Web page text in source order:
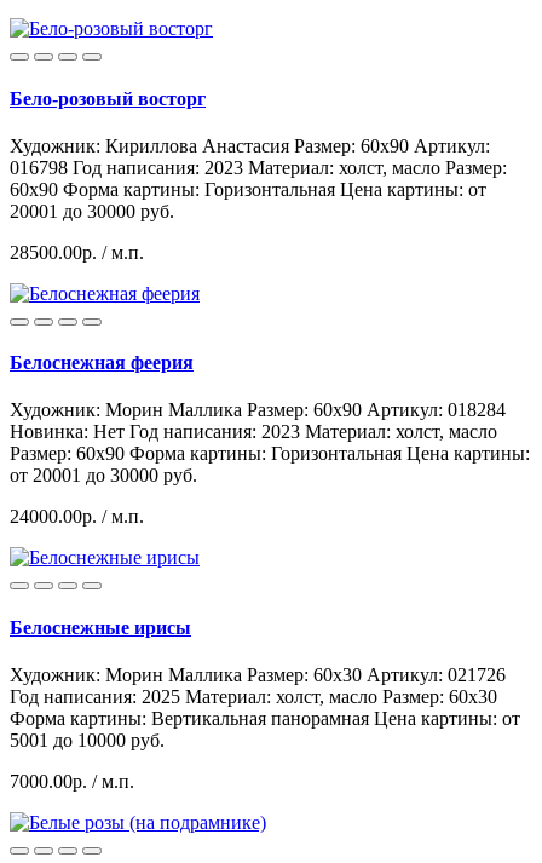
Бело-розовый восторг
Художник: Кириллова Анастасия Размер: 60x90 Артикул:
016798 Год написания: 2023 Материал: холст, масло Размер:
60х90 Форма картины: Горизонтальная Цена картины: от
20001 до 30000 руб.
28500.00р. / м.п.
Белоснежная феерия
Художник: Морин Маллика Размер: 60x90 Артикул: 018284
Hoвинка: Нет Год написания: 2023 Материал: холст, масло
Размер: 60х90 Форма картины: Горизонтальная Цена картины:
от 20001 до 30000 руб.
24000.00р. / м.п.
Белоснежные ирисы
Художник: Морин Маллика Размер: 60x30 Артикул: 021726
Год написания: 2025 Материал: холст, масло Размер: 60х30
Форма картины: Вертикальная панорамная Цена картины: от
5001 до 10000 руб.
7000.00р. / м.п.